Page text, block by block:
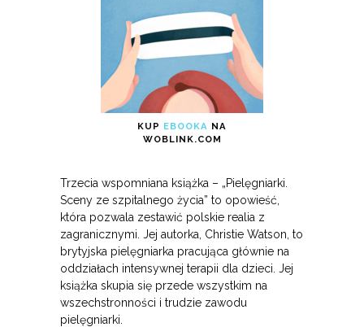
KUP EBOOKA NA
WOBLINK.COM
Trzecia wspomniana książka – „Pielęgniarki.
Sceny ze szpitalnego życia” to opowieść,
która pozwala zestawić polskie realia z
zagranicznymi. Jej autorka, Christie Watson, to
brytyjska pielęgniarka pracująca głównie na
oddziałach intensywnej terapii dla dzieci. Jej
książka skupia się przede wszystkim na
wszechstronności i trudzie zawodu
pielęgniarki.